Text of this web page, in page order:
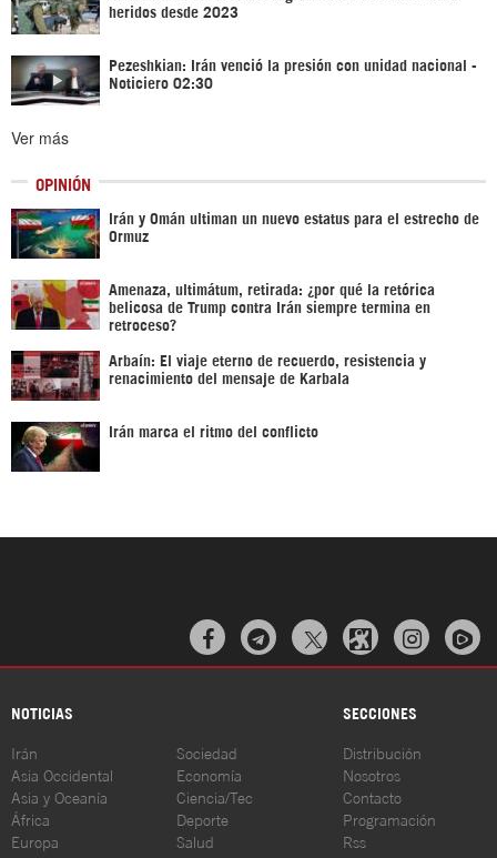
heridos desde 2023
Pezeshkian: Irán venció la presión con unidad nacional -
Noticiero 02:30
Ver más
OPINIÓN
Irán y Omán ultiman un nuevo estatus para el estrecho de
Ormuz
Amenaza, ultimátum, retirada: ¿por qué la retórica
belicosa de Trump contra Irán siempre termina en
retroceso?
Arbaín: El viaje eterno de recuerdo, resistencia y
renacimiento del mensaje de Karbala
Irán marca el ritmo del conflicto
  
NOTICIAS SECCIONES
Irán
Asia Occidental
Asia y Oceanía
África
Europa
Sociedad
Economía
Ciencia/Tec
Deporte
Salud
Distribución
Nosotros
Contacto
Programación
Rss